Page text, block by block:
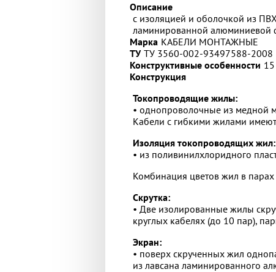
Описание
с изоляцией и оболочкой из
ламинированной алюминиевой
Марка КАБЕЛИ МОНТАЖНЫЕ
ТУ ТУ 3560-002-93497588-2008
Конструктивные особенности
Конструкция
Токопроводящие жилы:
• однопроволочные из медной
Кабели с гибкими жилами
Изоляция токопроводящих жил:
• из поливинилхлоридного
Комбинация цветов жил в
Скрутка:
• Две изолированные жилы
круглых кабелях (до 10 пар),
Экран:
• поверх скрученных жил
из лавсана ламинированного